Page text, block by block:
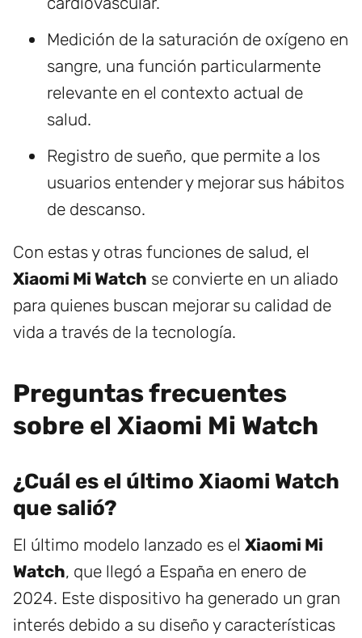
Medición de la saturación de oxígeno en
sangre, una función particularmente
relevante en el contexto actual de
salud.
Registro de sueño, que permite a los
usuarios entender y mejorar sus hábitos
de descanso.
Con estas y otras funciones de salud, el
Xiaomi Mi Watch se convierte en un aliado
para quienes buscan mejorar su calidad de
vida a través de la tecnología.
Preguntas frecuentes
sobre el Xiaomi Mi Watch
¿Cuál es el último Xiaomi Watch
que salió?
El último modelo lanzado es el Xiaomi Mi
Watch, que llegó a España en enero de
2024. Este dispositivo ha generado un gran
interés debido a su diseño y características